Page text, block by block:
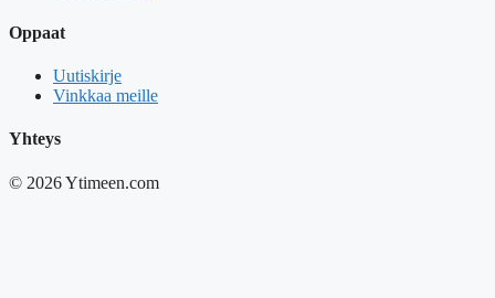
Oppaat
Uutiskirje
Vinkkaa meille
Yhteys
© 2026 Ytimeen.com